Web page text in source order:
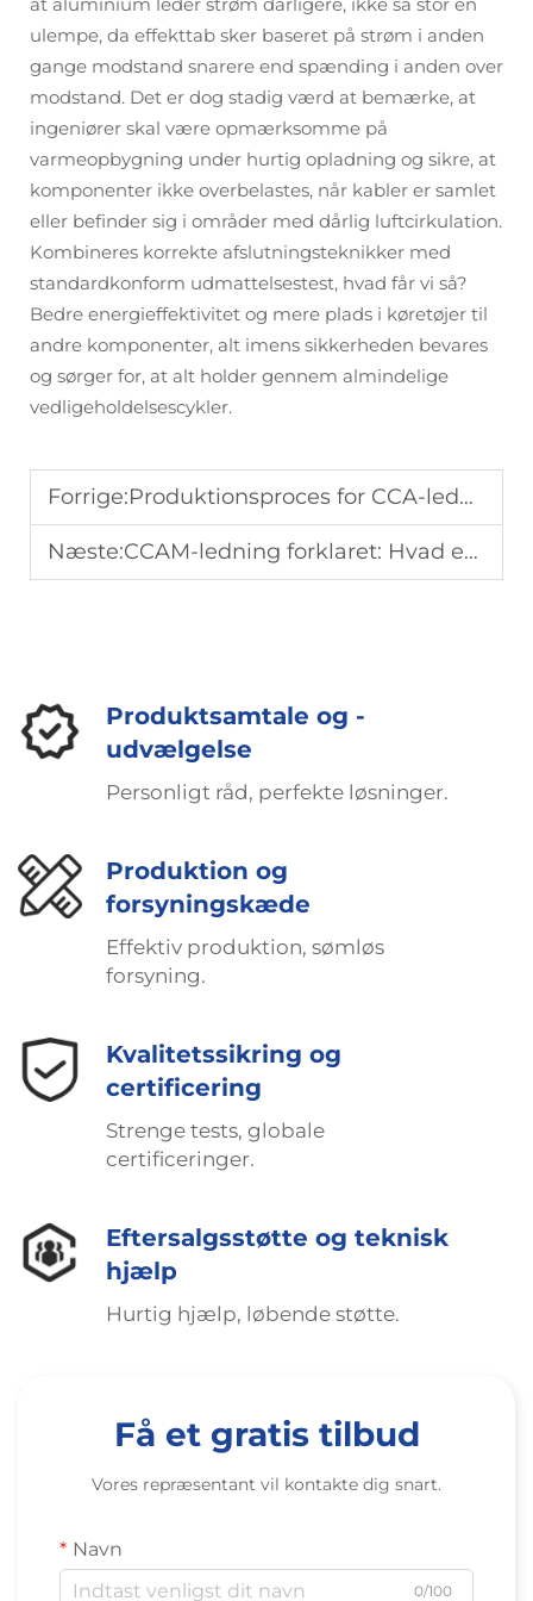
ulempe, da effekttab sker baseret på strøm i anden
gange modstand snarere end spænding i anden over
modstand. Det er dog stadig værd at bemærke, at
ingeniører skal være opmærksomme på
varmeopbygning under hurtig opladning og sikre, at
komponenter ikke overbelastes, når kabler er samlet
eller befinder sig i områder med dårlig luftcirkulation.
Kombineres korrekte afslutningsteknikker med
standardkonform udmattelsestest, hvad får vi så?
Bedre energieffektivitet og mere plads i køretøjer til
andre komponenter, alt imens sikkerheden bevares
og sørger for, at alt holder gennem almindelige
vedligeholdelsescykler.
Forrige:Produktionsproces for CCA-ledning: Klamming versus platering
Næste:CCAM-ledning forklaret: Hvad er kobberbelagt aluminiumsmagnesiumledning?
Produktsamtale og -
udvælgelse
Personligt råd, perfekte løsninger.
Produktion og
forsyningskæde
Effektiv produktion, sømløs
forsyning.
Kvalitetssikring og
certificering
Strenge tests, globale
certificeringer.
Eftersalgsstøtte og teknisk
hjælp
Hurtig hjælp, løbende støtte.
Få et gratis tilbud
Vores repræsentant vil kontakte dig snart.
Navn
0/100